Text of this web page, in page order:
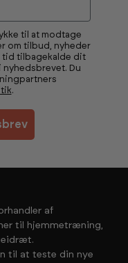
til at modtage
om tilbud, nyheder
tid tilbagekalde dit
nyhedsbrevet. Du
.
af
til hjemmetræning,
til at teste din nye